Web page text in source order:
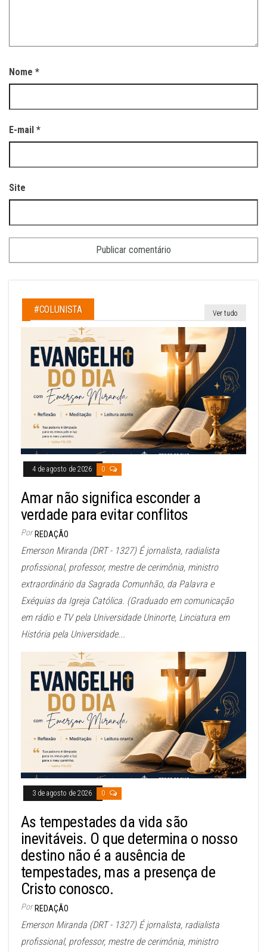
Nome *
E-mail *
Site
#COLUNISTA Ver tudo
4 de agosto de 2026 0
Amar não significa esconder a
verdade para evitar conflitos
Por REDAÇÃO
Emerson Miranda (DRT - 1327) É jornalista, radialista
profissional, professor, mestre de cerimônia, ministro
extraordinário da Sagrada Comunhão, da Palavra e
Exéquias da Igreja Católica. (Graduado em comunicação
em rádio e TV pela Universidade Uninorte, Linciatura em
História pela Universidade...
3 de agosto de 2026 0
As tempestades da vida são
inevitáveis. O que determina o nosso
destino não é a ausência de
tempestades, mas a presença de
Cristo conosco.
Por REDAÇÃO
Emerson Miranda (DRT - 1327) É jornalista, radialista
profissional, professor, mestre de cerimônia, ministro